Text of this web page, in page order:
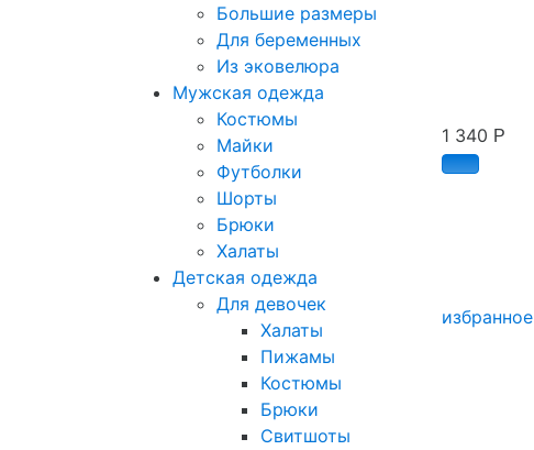
Большие размеры
Для беременных
Из эковелюра
Мужская одежда
Костюмы
Майки
Футболки
Шорты
Брюки
Халаты
Детская одежда
Для девочек
Халаты
Пижамы
Костюмы
Брюки
Свитшоты
избранное
1 340 Р